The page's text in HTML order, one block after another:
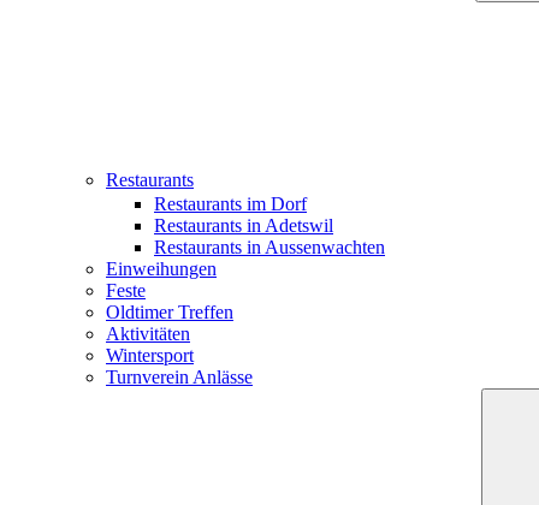
Restaurants
Restaurants im Dorf
Restaurants in Adetswil
Restaurants in Aussenwachten
Einweihungen
Feste
Oldtimer Treffen
Aktivitäten
Wintersport
Turnverein Anlässe